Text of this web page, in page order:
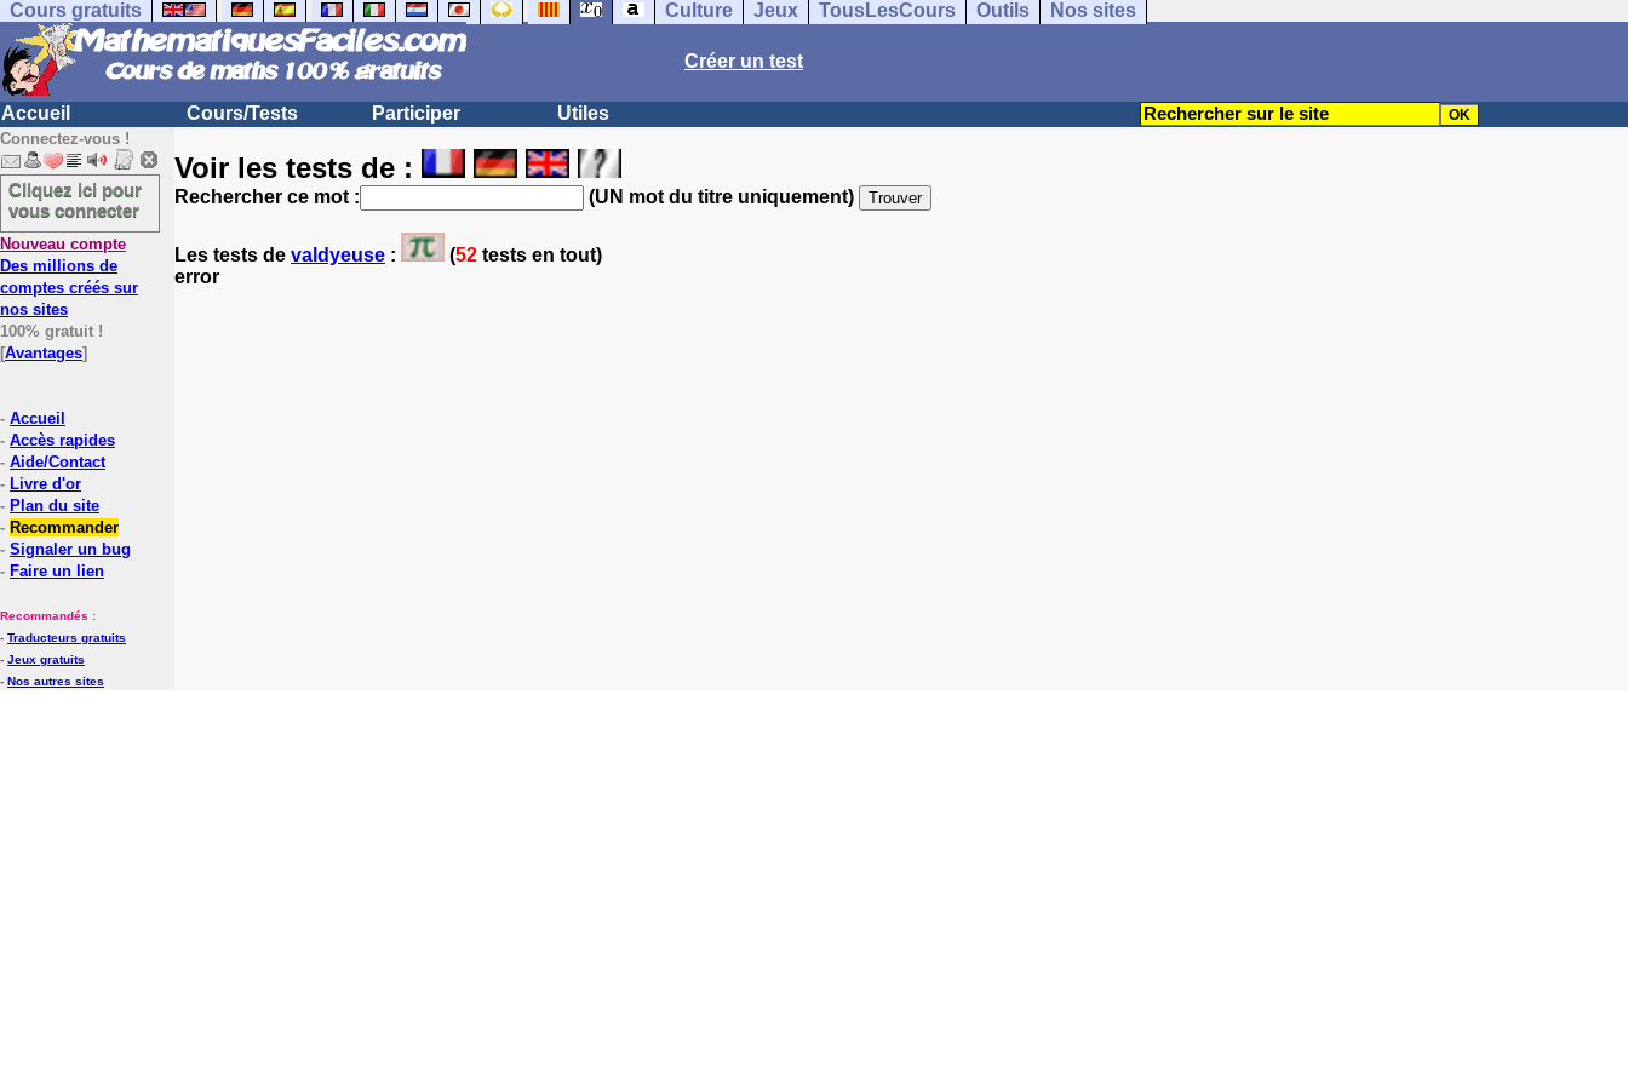
Cours gratuits Culture Jeux TousLesCours Outils Nos sites
Créer un test
Accueil Cours/Tests Participer Utiles
Connectez-vous !
Cliquez ici pour
vous connecter
Nouveau compte
Des millions de
comptes créés sur
nos sites
100% gratuit !
[Avantages]
- Accueil
- Accès rapides
- Aide/Contact
- Livre d'or
- Plan du site
- Recommander
- Signaler un bug
- Faire un lien
Recommandés :
- Traducteurs gratuits
- Jeux gratuits
- Nos autres sites
Voir les tests de :
Rechercher ce mot : (UN mot du titre uniquement)
Les tests de valdyeuse : (52 tests en tout)
error